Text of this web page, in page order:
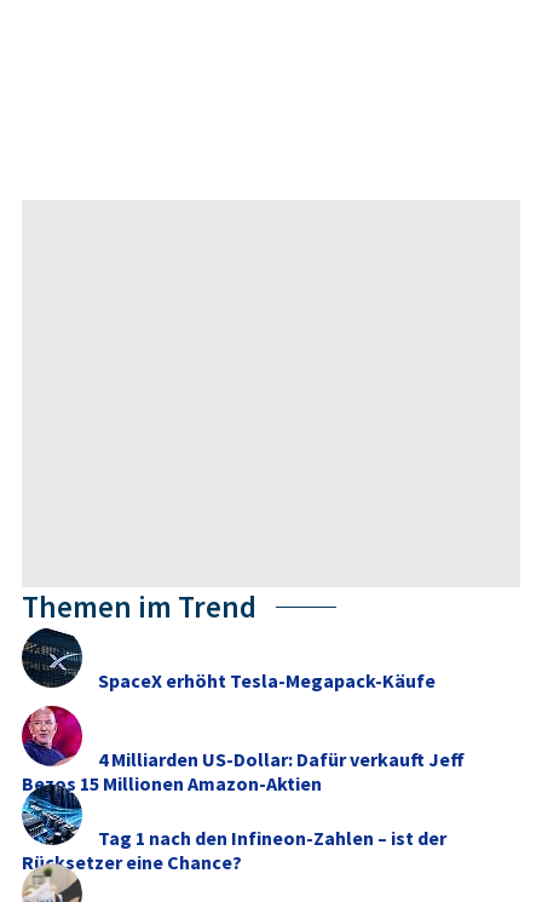
Themen im Trend
SpaceX erhöht Tesla-Megapack-Käufe
4 Milliarden US-Dollar: Dafür verkauft Jeff
Bezos 15 Millionen Amazon-Aktien
Tag 1 nach den Infineon-Zahlen – ist der
Rücksetzer eine Chance?